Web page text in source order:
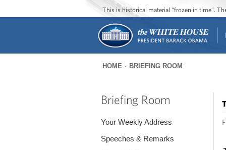
This is historical material “frozen in time”.
are
HOME BRIEFING ROOM
Briefing Room
Your Weekly Address
Speeches & Remarks